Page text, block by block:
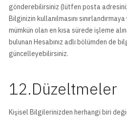
gönderebilirsiniz (lütfen posta
Bilginizin kullanılmasını
mümkün olan en kısa sürede işleme
bulunan Hesabınız adlı bölümden de
güncelleyebilirsiniz.
12.Düzeltmeler
Kişisel Bilgilerinizden herhangi biri